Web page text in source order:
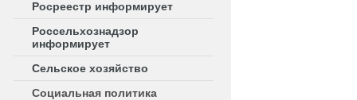
Росреестр информирует
Россельхознадзор
информирует
Сельское хозяйство
Социальная политика